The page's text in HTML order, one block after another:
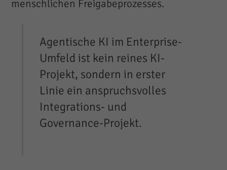
menschlichen Freigabeprozesses.
Agentische KI im Enterprise-
Umfeld ist kein reines KI-
Projekt, sondern in erster
Linie ein anspruchsvolles
Integrations- und
Governance-Projekt.